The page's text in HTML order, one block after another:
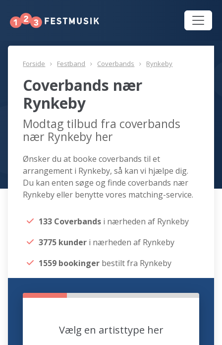
Forside Festband Coverbands Rynkeby
Coverbands nær
Rynkeby
Modtag tilbud fra coverbands
nær Rynkeby her
Ønsker du at booke coverbands til et
arrangement i Rynkeby, så kan vi hjælpe dig.
Du kan enten søge og finde coverbands nær
Rynkeby eller benytte vores matching-service.
133 Coverbands i nærheden af Rynkeby
3775 kunder i nærheden af Rynkeby
1559 bookinger bestilt fra Rynkeby
Vælg en artisttype her